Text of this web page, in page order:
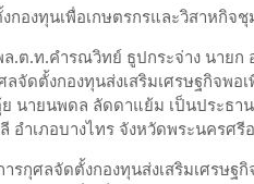
องทุนเพื่อเกษตรกรและวิสาหกิจ
ล.ต.ท.คำรณวิทย์ ธูปกระจ่าง นายก
จัดตั้งกองทุนส่งเสริมเศรษฐกิจพอ
นายนพดล ลัดดาแย้ม เป็นประธา
ำเภอบางไทร จังหวัดพระนครศรี
กุศลจัดตั้งกองทุนส่งเสริมเศรษฐ